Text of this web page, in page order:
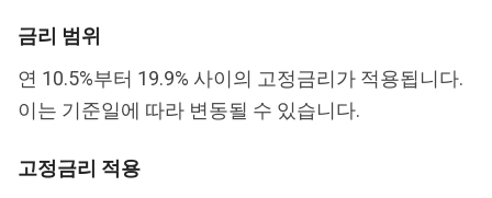
금리 범위
연 10.5%부터 19.9% 사이의 고정금리가 적용됩니다.
이는 기준일에 따라 변동될 수 있습니다.
고정금리 적용